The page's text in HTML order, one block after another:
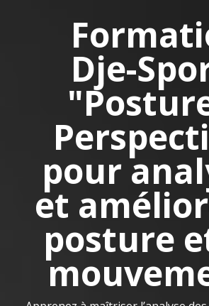
Dje-
pour
et
posture